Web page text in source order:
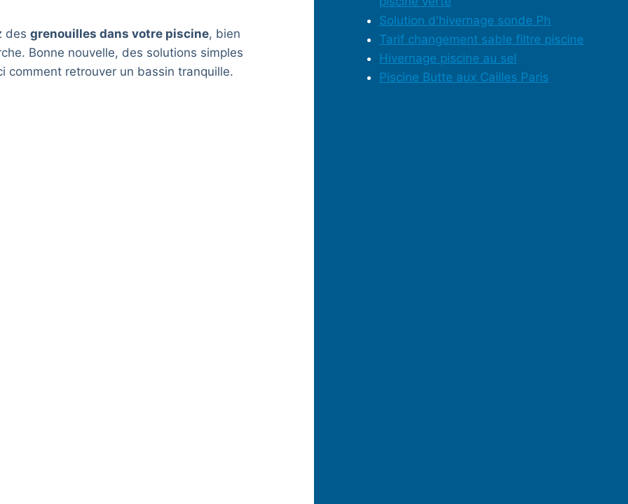
des grenouilles dans votre piscine, bien
Bonne nouvelle, des solutions simples
comment retrouver un bassin tranquille.
Solution d'hivernage sonde Ph
Tarif changement sable filtre piscine
Hivernage piscine au sel
Piscine Butte aux Cailles Paris